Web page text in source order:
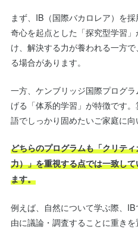
まず、IB（国際バカロレア）を
奇心を起点とした「探究型学習
け、解決する力が養われる一方
る場合があります。
一方、ケンブリッジ国際プログ
げる「体系的学習」が特徴です
語でしっかり固めたいご家庭に向
どちらのプログラムも「クリテ
力）」を重視する点では一致し
ます。
例えば、自然について学ぶ際、
由に議論・調査することに重きを